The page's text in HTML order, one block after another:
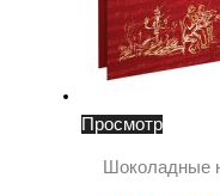
Просмотр
Шоколадные